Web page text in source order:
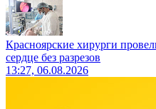
Красноярские хирурги
сердце без разрезов
13:27, 06.08.2026